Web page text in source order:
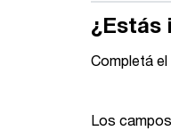
¿Estás
Completá
Los